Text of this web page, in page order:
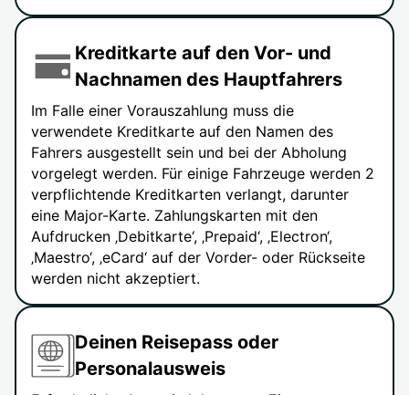
Kreditkarte auf den Vor- und
Nachnamen des Hauptfahrers
Im Falle einer Vorauszahlung muss die
verwendete Kreditkarte auf den Namen des
Fahrers ausgestellt sein und bei der Abholung
vorgelegt werden. Für einige Fahrzeuge werden 2
verpflichtende Kreditkarten verlangt, darunter
eine Major-Karte. Zahlungskarten mit den
Aufdrucken ‚Debitkarte‘, ‚Prepaid‘, ‚Electron‘,
‚Maestro‘, ‚eCard‘ auf der Vorder- oder Rückseite
werden nicht akzeptiert.
Deinen Reisepass oder
Personalausweis